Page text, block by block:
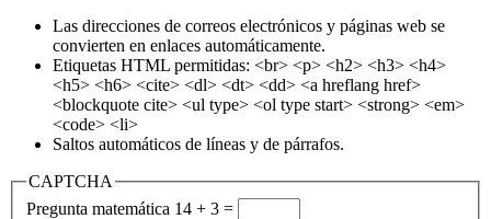
Las direcciones de correos electrónicos y páginas web se
convierten en enlaces automáticamente.
Etiquetas HTML permitidas: <br> <p> <h2> <h3> <h4>
<h5> <h6> <cite> <dl> <dt> <dd> <a hreflang href>
<blockquote cite> <ul type> <ol type start> <strong> <em>
<code> <li>
Saltos automáticos de líneas y de párrafos.
CAPTCHA
Pregunta matemática 14 + 3 =